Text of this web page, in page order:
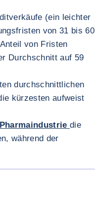
(ein leichter
von 31 bis 60
von Fristen
Durchschnitt auf 59
durchschnittlichen
kürzesten aufweist
Pharmaindustriedie
während der